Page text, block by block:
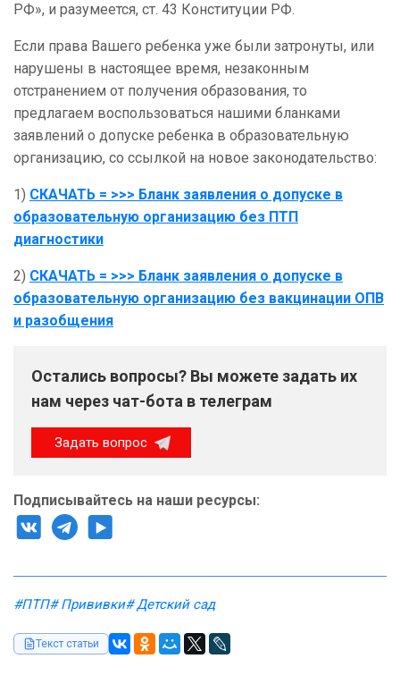
РФ», и разумеется, ст. 43 Конституции РФ.
Если права Вашего ребенка уже были затронуты, или
нарушены в настоящее время, незаконным
отстранением от получения образования, то
предлагаем воспользоваться нашими бланками
заявлений о допуске ребенка в образовательную
организацию, со ссылкой на новое законодательство:
1) СКАЧАТЬ = >>> Бланк заявления о допуске в
образовательную организацию без ПТП
диагностики
2) СКАЧАТЬ = >>> Бланк заявления о допуске в
образовательную организацию без вакцинации ОПВ
и разобщения
Остались вопросы? Вы можете задать их
нам через чат-бота в телеграм
Задать вопрос
Подписывайтесь на наши ресурсы:
#ПТП# Прививки# Детский сад
Текст статьи